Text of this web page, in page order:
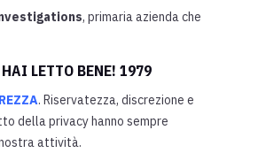
, primaria azienda che
LETTO BENE! 1979
. Riservatezza, discrezione e
della privacy hanno sempre
attività.